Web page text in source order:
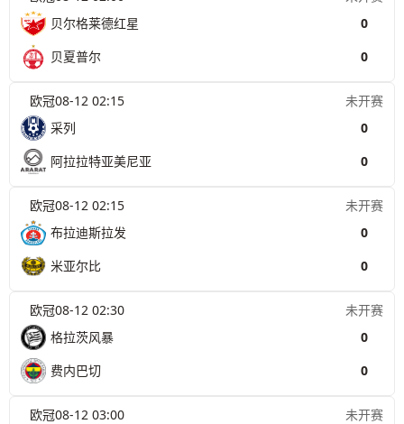
贝尔格莱德红星
0
贝夏普尔
0
欧冠08-12 02:15
未开赛
采列
0
阿拉拉特亚美尼亚
0
欧冠08-12 02:15
未开赛
布拉迪斯拉发
0
米亚尔比
0
欧冠08-12 02:30
未开赛
格拉茨风暴
0
费内巴切
0
欧冠08-12 03:00
未开赛